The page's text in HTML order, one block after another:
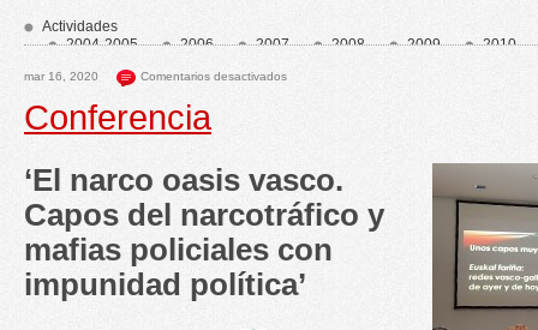
Actividades
2004-2005
2006 2007 2008 2009
2010
2023
2024 2025
mar 16, 2020 Comentarios desactivados
Conferencia
‘El narco oasis vasco.
Capos del narcotráfico y
mafias policiales con
impunidad política’